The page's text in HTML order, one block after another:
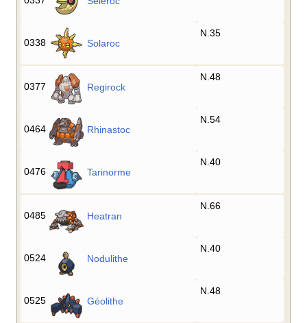
0338 Solaroc
N.35
0377 Regirock
N.48
0464 Rhinastoc
N.54
0476 Tarinorme
N.40
0485 Heatran
N.66
0524 Nodulithe
N.40
0525 Géolithe
N.48